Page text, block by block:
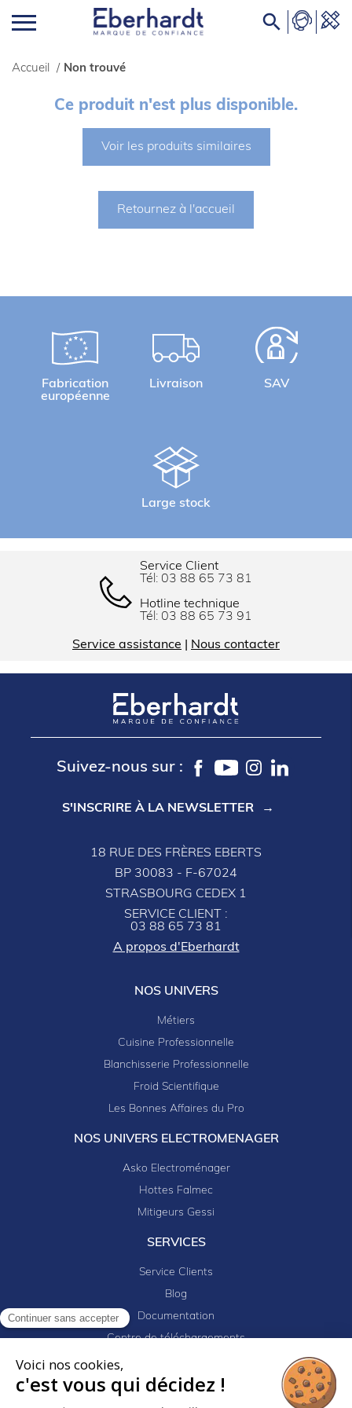
Continuer sans accepter
Voici nos cookies,
c'est vous qui décidez !

Accueil / Non trouvé
Ce produit n'est plus disponible.
Voir les produits similaires
Retournez à l'accueil
Fabrication
européenne
Livraison SAV
Large stock
Service Client
Tél: 03 88 65 73 81
Hotline technique
Tél: 03 88 65 73 91
Service assistance Nous contacter
Suivez-nous sur :
S'INSCRIRE À LA NEWSLETTER
18 RUE DES FRÈRES EBERTS
BP 30083 - F-67024
STRASBOURG CEDEX 1
SERVICE CLIENT :
03 88 65 73 81
A propos d'Eberhardt
NOS UNIVERS
Métiers
Cuisine Professionnelle
Blanchisserie Professionnelle
Froid Scientifique
Les Bonnes Affaires du Pro
NOS UNIVERS ELECTROMENAGER
Asko Electroménager
Hottes Falmec
Mitigeurs Gessi
SERVICES
Service Clients
Blog
Documentation
Centre de téléchargements
Newsletter
Logiciel EJ32